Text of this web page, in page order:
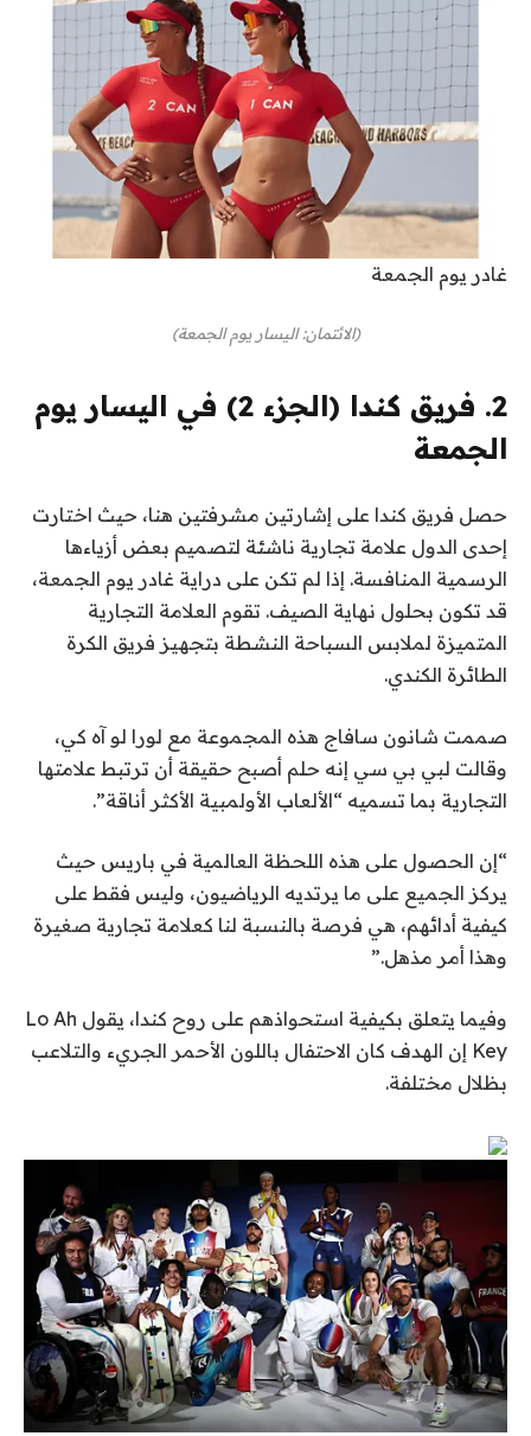
غادر يوم الجمعة
(الائتمان: اليسار يوم الجمعة)
2. فريق كندا (الجزء 2) في اليسار يوم
الجمعة
حصل فريق كندا على إشارتين مشرفتين هنا، حيث اختارت
إحدى الدول علامة تجارية ناشئة لتصميم بعض أزياءها
الرسمية المنافسة. إذا لم تكن على دراية غادر يوم الجمعة،
قد تكون بحلول نهاية الصيف. تقوم العلامة التجارية
المتميزة لملابس السباحة النشطة بتجهيز فريق الكرة
الطائرة الكندي.
صممت شانون سافاج هذه المجموعة مع لورا لو آه كي،
وقالت لبي بي سي إنه حلم أصبح حقيقة أن ترتبط علامتها
التجارية بما تسميه “الألعاب الأولمبية الأكثر أناقة”.
“إن الحصول على هذه اللحظة العالمية في باريس حيث
يركز الجميع على ما يرتديه الرياضيون، وليس فقط على
كيفية أدائهم، هي فرصة بالنسبة لنا كعلامة تجارية صغيرة
وهذا أمر مذهل.”
وفيما يتعلق بكيفية استحواذهم على روح كندا، يقول Lo Ah
Key إن الهدف كان الاحتفال باللون الأحمر الجريء والتلاعب
بظلال مختلفة.